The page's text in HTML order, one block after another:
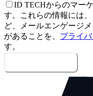
ID TECHからのマー
す。これらの情報には
ど、メールエンゲージ
があることを、 プライ
す。